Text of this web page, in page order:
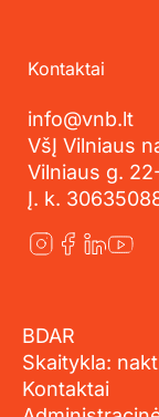
Kontaktai
info@vnb.lt
VšĮ Vilniaus
Vilniaus g.
Į. k.
BDAR
Skaitykla:
Kontaktai